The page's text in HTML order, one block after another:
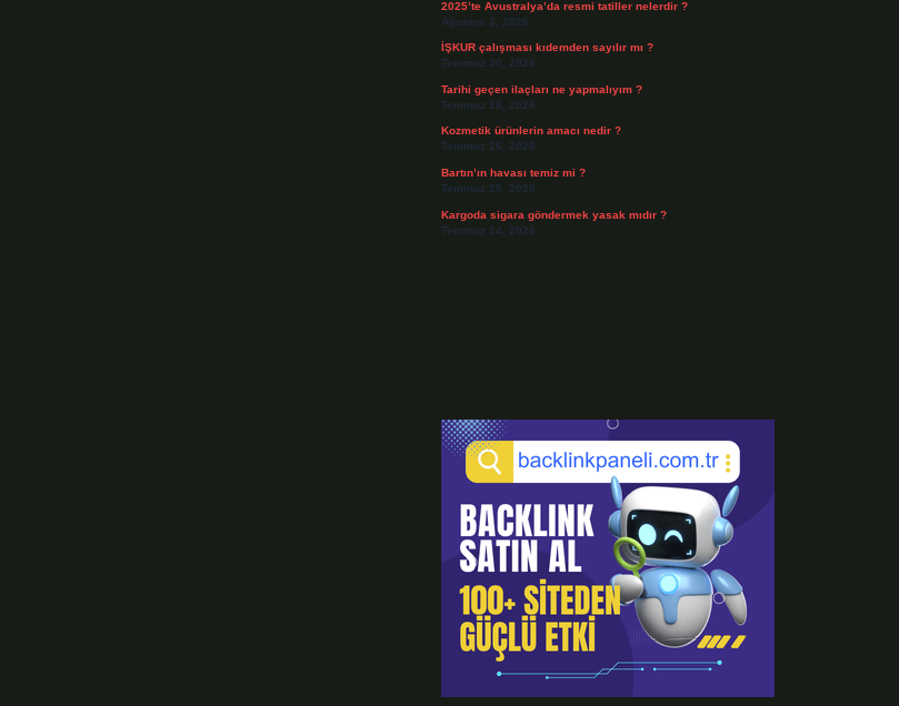
2025’te Avustralya’da resmi tatiller nelerdir ?
Ağustos 3, 2026
İŞKUR çalışması kıdemden sayılır mı ?
Temmuz 30, 2026
Tarihi geçen ilaçları ne yapmalıyım ?
Temmuz 28, 2026
Kozmetik ürünlerin amacı nedir ?
Temmuz 26, 2026
Bartın’ın havası temiz mi ?
Temmuz 25, 2026
Kargoda sigara göndermek yasak mıdır ?
Temmuz 24, 2026